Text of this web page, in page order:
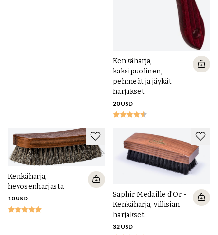
Kenkäharja,
kaksipuolinen,
pehmeät ja jäykät
harjakset
20 USD
Kenkäharja,
hevosenharjasta
10 USD
Saphir Medaille d'Or -
Kenkäharja, villisian
harjakset
32 USD